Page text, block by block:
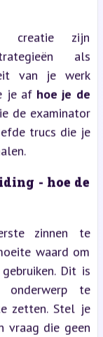
zijn
als
van je werk
je af hoe je de
de examinator
trucs die je
- hoe de
zinnen te
waard om
Dit is
onderwerp te
zetten. Stel je
vraag die geen